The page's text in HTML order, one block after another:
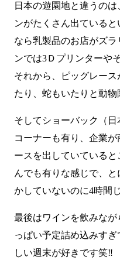
日本の遊園地と違うの
ンがたくさん出ている
なら乳製品のお店がズ
ンでは3Ｄプリンターや
それから、ピッグレー
たり、蛇もいたりと動物
そしてショーバック（
コーナーも有り、企業
ースを出していている
んでも有りな感じで、
かしていないのに4時間
最後はワインを飲みな
っぱい予定詰め込みす
しい週末が好きです笑‼